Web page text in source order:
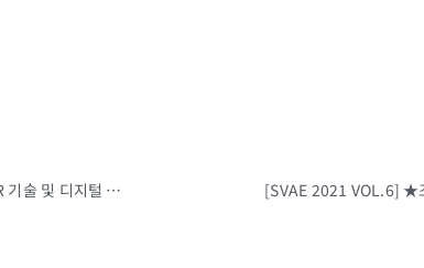
[SVAE 2021 VOL.4]★2차 사전등록 OPEN★다양한 산업군의 바이어, VR AR 기술 및 디지털 뉴딜 정책을 한곳에! SEOUL VR AR EXPO 2021 (6.16~18, COEX)